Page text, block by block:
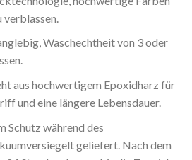
verblassen.
Waschechtheit von 3 oder
aus hochwertigem Epoxidharz für
und eine längere Lebensdauer.
Schutz während des
geliefert. Nach dem